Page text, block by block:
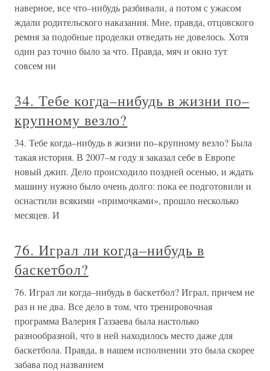
наверное, все что–нибудь разбивали, а потом с ужасом
ждали родительского наказания. Мне, правда, отцовского
ремня за подобные проделки отведать не довелось. Хотя
один раз точно было за что. Правда, мяч и окно тут
совсем ни
34. Тебе когда–нибудь в жизни по–
крупному везло?
34. Тебе когда–нибудь в жизни по–крупному везло? Была
такая история. В 2007–м году я заказал себе в Европе
новый джип. Дело происходило поздней осенью, и ждать
машину нужно было очень долго: пока ее подготовили и
оснастили всякими «примочками», прошло несколько
месяцев. И
76. Играл ли когда–нибудь в
баскетбол?
76. Играл ли когда–нибудь в баскетбол? Играл, причем не
раз и не два. Все дело в том, что тренировочная
программа Валерия Газзаева была настолько
разнообразной, что в ней находилось место даже для
баскетбола. Правда, в нашем исполнении это была скорее
забава под названием